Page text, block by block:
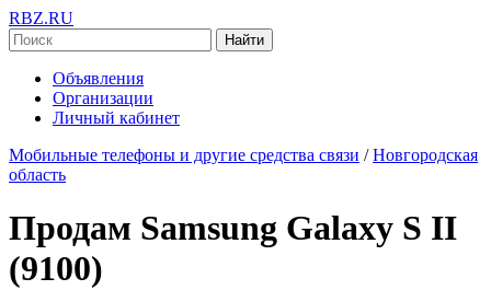
RBZ.RU
Найти
Объявления
Организации
Личный кабинет
Мобильные телефоны и другие средства связи / Новгородская
область
Продам Samsung Galaxy S II
(9100)